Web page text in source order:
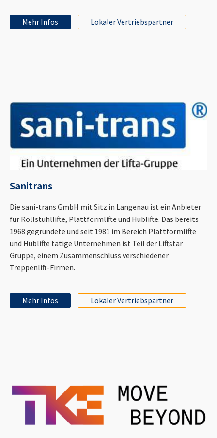
Mehr Infos Lokaler Vertriebspartner
Sanitrans
Die sani-trans GmbH mit Sitz in Langenau ist ein Anbieter
für Rollstuhllifte, Plattformlifte und Hublifte. Das bereits
1968 gegründete und seit 1981 im Bereich Plattformlifte
und Hublifte tätige Unternehmen ist Teil der Liftstar
Gruppe, einem Zusammenschluss verschiedener
Treppenlift-Firmen.
Mehr Infos Lokaler Vertriebspartner